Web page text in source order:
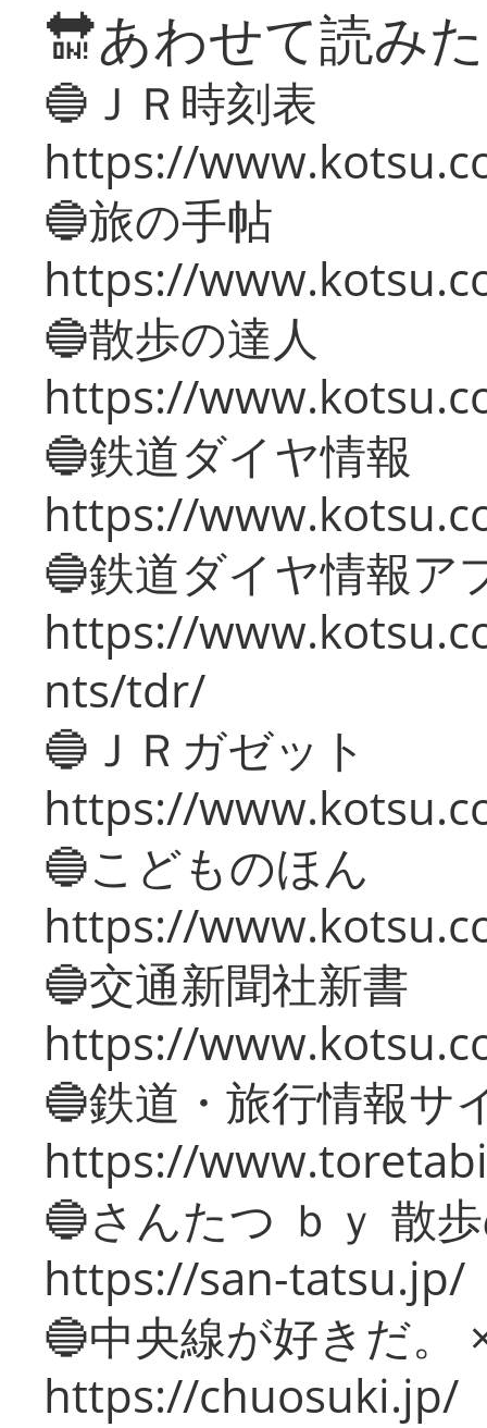
🔛あわせて読み
🔵ＪＲ時刻表
https://
🔵旅の手帖
https://
🔵散歩の達人
https://
🔵鉄道ダイヤ情報
https://
🔵鉄道ダイヤ情報ア
https://
nts/tdr/
🔵ＪＲガゼット
https://
🔵こどものほん
https://
🔵交通新聞社新書
https://
🔵鉄道・旅行情報サ
https://
🔵さんたつ ｂｙ 散
https://san-tatsu.jp/
🔵中央線が好きだ。
https://chuosuki.jp/